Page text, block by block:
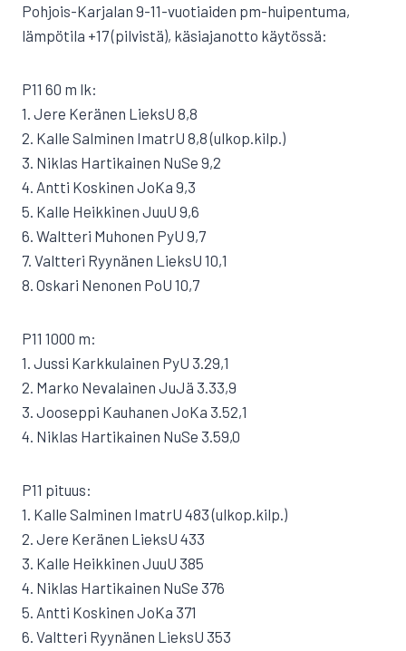
Pohjois-Karjalan 9-11-vuotiaiden pm-huipentuma,
lämpötila +17 (pilvistä), käsiajanotto käytössä:
P11 60 m lk:
1. Jere Keränen LieksU 8,8
2. Kalle Salminen ImatrU 8,8 (ulkop.kilp.)
3. Niklas Hartikainen NuSe 9,2
4. Antti Koskinen JoKa 9,3
5. Kalle Heikkinen JuuU 9,6
6. Waltteri Muhonen PyU 9,7
7. Valtteri Ryynänen LieksU 10,1
8. Oskari Nenonen PoU 10,7
P11 1000 m:
1. Jussi Karkkulainen PyU 3.29,1
2. Marko Nevalainen JuJä 3.33,9
3. Jooseppi Kauhanen JoKa 3.52,1
4. Niklas Hartikainen NuSe 3.59,0
P11 pituus:
1. Kalle Salminen ImatrU 483 (ulkop.kilp.)
2. Jere Keränen LieksU 433
3. Kalle Heikkinen JuuU 385
4. Niklas Hartikainen NuSe 376
5. Antti Koskinen JoKa 371
6. Valtteri Ryynänen LieksU 353